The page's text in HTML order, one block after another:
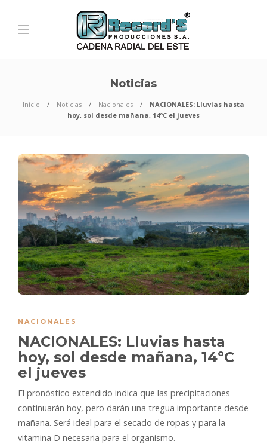
Noticias
Inicio Noticias Nacionales
NACIONALES: Lluvias hasta
hoy, sol desde mañana, 14ºC el jueves
NACIONALES
NACIONALES: Lluvias hasta
hoy, sol desde mañana, 14ºC
el jueves
El pronóstico extendido indica que las precipitaciones
continuarán hoy, pero darán una tregua importante desde
mañana. Será ideal para el secado de ropas y para la
vitamina D necesaria para el organismo.